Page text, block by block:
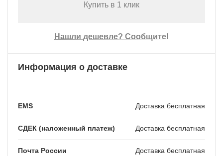
Купить в 1 клик
Нашли дешевле? Сообщите!
Информация о доставке
EMS Доставка бесплатная
СДЕК (наложенный платеж) Доставка бесплатная
Почта России Доставка бесплатная